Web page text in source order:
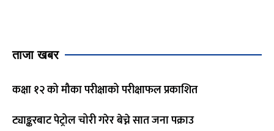
ताजा खबर
कक्षा १२ को मौका परीक्षाको परीक्षाफल प्रकाशित
ट्याङ्करबाट पेट्रोल चोरी गरेर बेच्ने सात जना पक्राउ